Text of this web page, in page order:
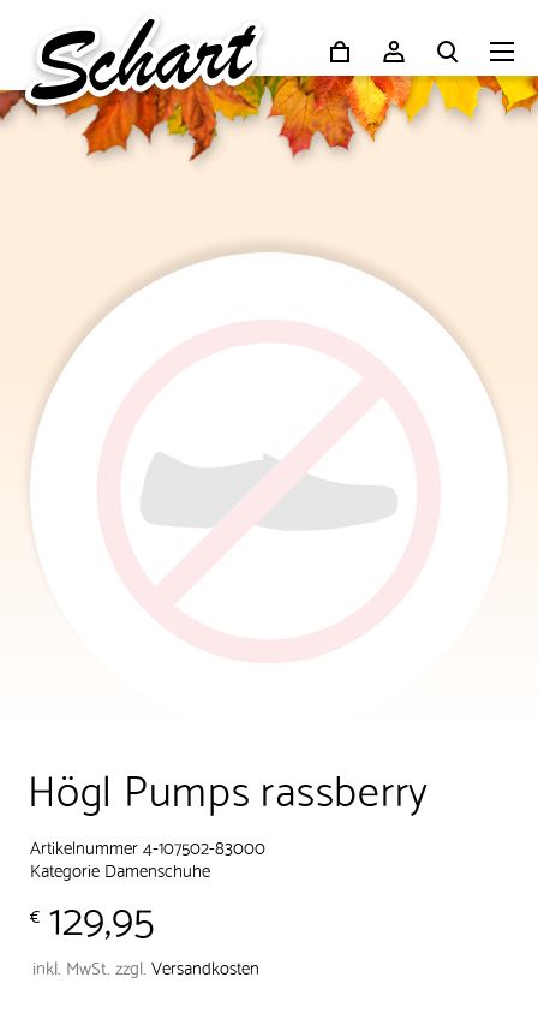
Högl Pumps rassberry
Artikelnummer 4-107502-83000
KategorieDamenschuhe
€ 129,95
inkl. MwSt.zzgl.Versandkosten